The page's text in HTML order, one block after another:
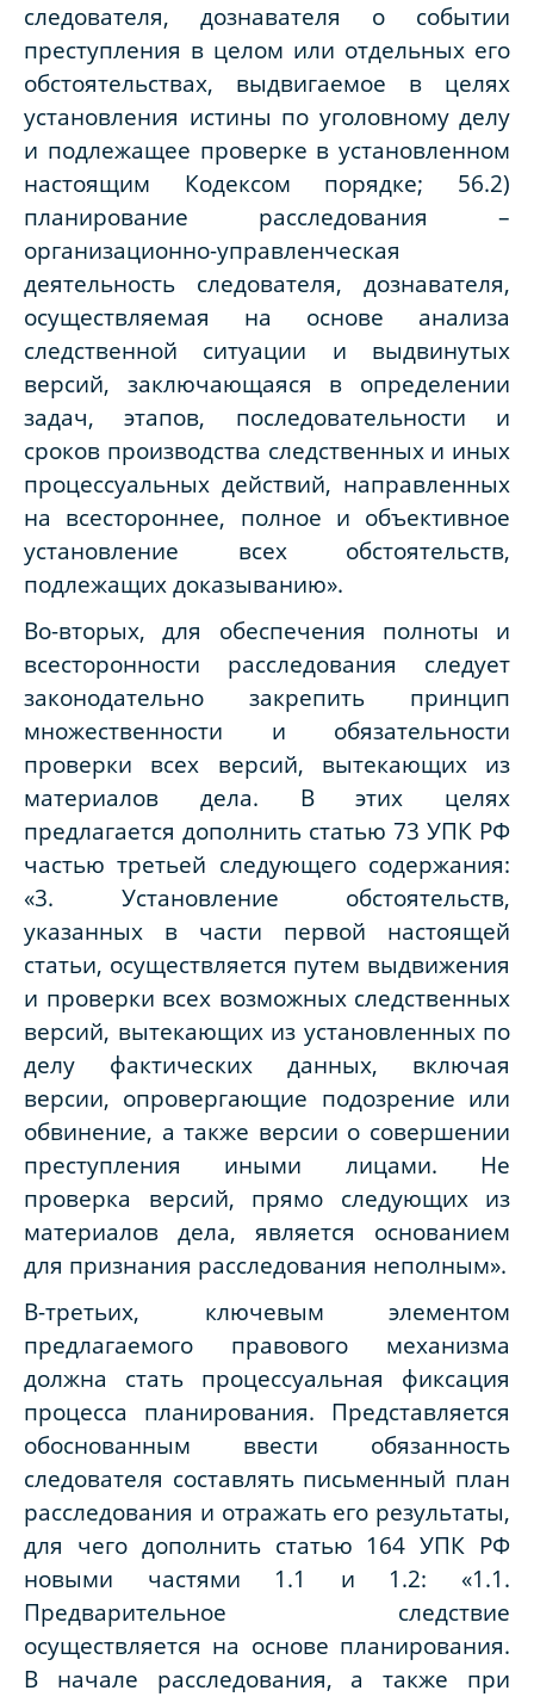
следователя, дознавателя о событии
преступления в целом или отдельных его
обстоятельствах, выдвигаемое в целях
установления истины по уголовному делу
и подлежащее проверке в установленном
настоящим Кодексом порядке; 56.2)
планирование расследования –
организационно-управленческая
деятельность следователя, дознавателя,
осуществляемая на основе анализа
следственной ситуации и выдвинутых
версий, заключающаяся в определении
задач, этапов, последовательности и
сроков производства следственных и иных
процессуальных действий, направленных
на всестороннее, полное и объективное
установление всех обстоятельств,
подлежащих доказыванию».
Во-вторых, для обеспечения полноты и
всесторонности расследования следует
законодательно закрепить принцип
множественности и обязательности
проверки всех версий, вытекающих из
материалов дела. В этих целях
предлагается дополнить статью 73 УПК РФ
частью третьей следующего содержания:
«3. Установление обстоятельств,
указанных в части первой настоящей
статьи, осуществляется путем выдвижения
и проверки всех возможных следственных
версий, вытекающих из установленных по
делу фактических данных, включая
версии, опровергающие подозрение или
обвинение, а также версии о совершении
преступления иными лицами. Не
проверка версий, прямо следующих из
материалов дела, является основанием
для признания расследования неполным».
В-третьих, ключевым элементом
предлагаемого правового механизма
должна стать процессуальная фиксация
процесса планирования. Представляется
обоснованным ввести обязанность
следователя составлять письменный план
расследования и отражать его результаты,
для чего дополнить статью 164 УПК РФ
новыми частями 1.1 и 1.2: «1.1.
Предварительное следствие
осуществляется на основе планирования.
В начале расследования, а также при